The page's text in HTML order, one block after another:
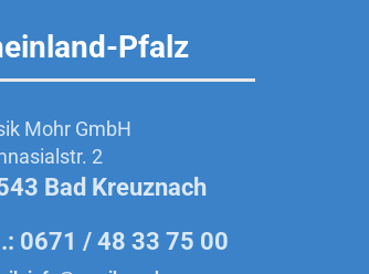
Pfalz
Mohr GmbH
2
Bad Kreuznach
0671 / 48 33 75 00